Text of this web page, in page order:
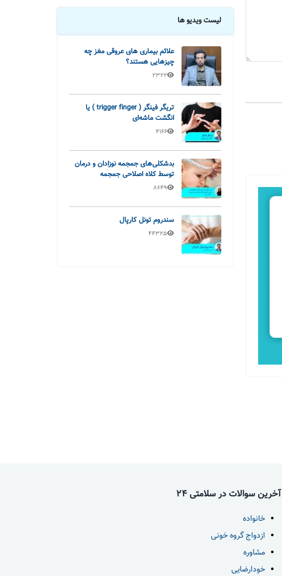
لیست ویدیو ها
علائم بیماری های عروقی مغز چه
چیزهایی هستند؟
2322
تریگر فینگر ( trigger finger ) یا
انگشت ماشه‌ای
4166
بدشکلی‌های جمجمه نوزادان و درمان
توسط کلاه اصلاحی جمجمه
8649
سندروم تونل کارپال
44325
آخرین سوالات در سلامتی 24
خانواده
ازدواج گروه خونی
مشاوره
خودارضایی